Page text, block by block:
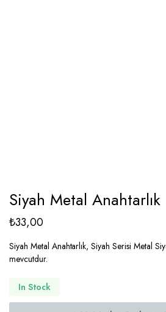
Siyah Metal
₺33,00
Siyah Metal Anahtarlık, Siyah Serisi Metal
mevcutdur.
In Stock